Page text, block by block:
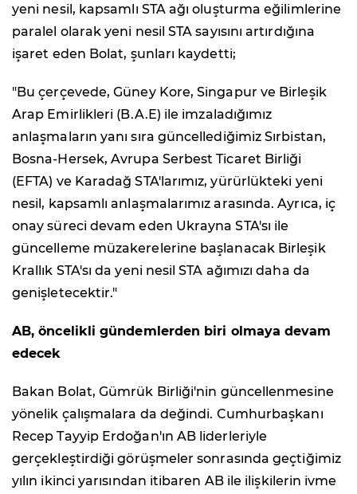
yeni nesil, kapsamlı STA ağı oluşturma eğilimlerine
paralel olarak yeni nesil STA sayısını artırdığına
işaret eden Bolat, şunları kaydetti;
"Bu çerçevede, Güney Kore, Singapur ve Birleşik
Arap Emirlikleri (B.A.E) ile imzaladığımız
anlaşmaların yanı sıra güncellediğimiz Sırbistan,
Bosna-Hersek, Avrupa Serbest Ticaret Birliği
(EFTA) ve Karadağ STA'larımız, yürürlükteki yeni
nesil, kapsamlı anlaşmalarımız arasında. Ayrıca, iç
onay süreci devam eden Ukrayna STA'sı ile
güncelleme müzakerelerine başlanacak Birleşik
Krallık STA'sı da yeni nesil STA ağımızı daha da
genişletecektir."
AB, öncelikli gündemlerden biri olmaya devam
edecek
Bakan Bolat, Gümrük Birliği'nin güncellenmesine
yönelik çalışmalara da değindi. Cumhurbaşkanı
Recep Tayyip Erdoğan'ın AB liderleriyle
gerçekleştirdiği görüşmeler sonrasında geçtiğimiz
yılın ikinci yarısından itibaren AB ile ilişkilerin ivme